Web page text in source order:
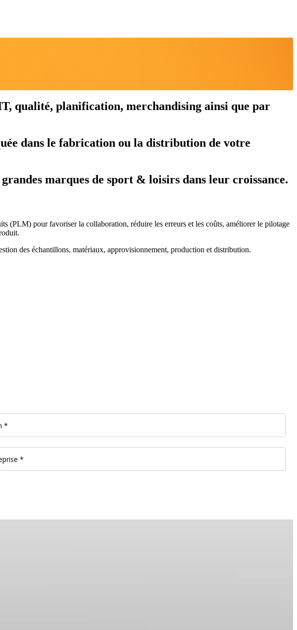
qualité, planification, merchandising ainsi que par
dans le fabrication ou la distribution de votre
marques de sport & loisirs dans leur croissance.
(PLM) pour favoriser la collaboration, réduire les erreurs et les coûts, améliorer le pilotage
des échantillons, matériaux, approvisionnement, production et distribution.